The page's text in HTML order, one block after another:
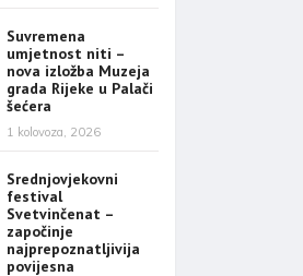
Suvremena
umjetnost niti –
nova izložba Muzeja
grada Rijeke u Palači
šećera
1 kolovoza, 2026
Srednjovjekovni
festival
Svetvinčenat –
započinje
najprepoznatljivija
povijesna